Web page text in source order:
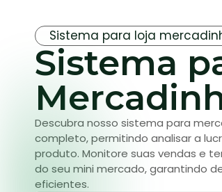
Sistema para loja
Sistema
Descubra nosso sistema para
completo, permitindo analisar a
produto. Monitore suas vendas e
do seu mini mercado, garantindo
eficientes.